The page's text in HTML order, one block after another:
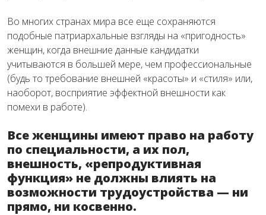
Во многих странах мира все еще сохраняются
подобные патриархальные взгляды на «пригодность»
женщин, когда внешние данные кандидатки
учитываются в большей мере, чем профессиональные
(будь то требование внешней «красоты» и «стиля» или,
наоборот, восприятие эффектной внешности как
помехи в работе).
Все женщины имеют право на работу
по специальности, а их пол,
внешность, «репродуктивная
функция» не должны влиять на
возможности трудоустройства — ни
прямо, ни косвенно.